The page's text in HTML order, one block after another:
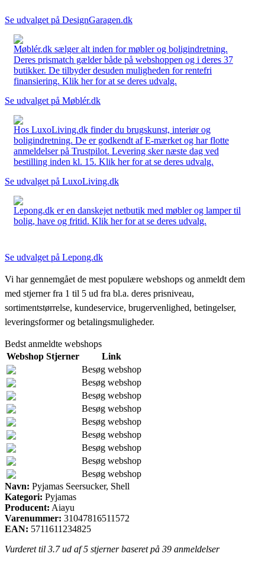
Se udvalget på DesignGaragen.dk
Møblér.dk sælger alt inden for møbler og boligindretning.
Deres prismatch gælder både på webshoppen og i deres 37
butikker. De tilbyder desuden muligheden for rentefri
finansiering. Klik her for at se deres udvalg.
Se udvalget på Møblér.dk
Hos LuxoLiving.dk finder du brugskunst, interiør og
boligindretning. De er godkendt af E-mærket og har flotte
anmeldelser på Trustpilot. Levering sker næste dag ved
bestilling inden kl. 15. Klik her for at se deres udvalg.
Se udvalget på LuxoLiving.dk
Lepong.dk er en danskejet netbutik med møbler og lamper til
bolig, have og fritid. Klik her for at se deres udvalg.
Se udvalget på Lepong.dk
Vi har gennemgået de mest populære webshops og anmeldt dem
med stjerner fra 1 til 5 ud fra bl.a. deres prisniveau,
sortimentstørrelse, kundeservice, brugervenlighed, betingelser,
leveringsformer og betalingsmuligheder.
Bedst anmeldte webshops
Webshop Stjerner
Link
Besøg webshop
Besøg webshop
Besøg webshop
Besøg webshop
Besøg webshop
Besøg webshop
Besøg webshop
Besøg webshop
Besøg webshop
Navn: Pyjamas Seersucker, Shell
Kategori: Pyjamas
Producent: Aiayu
Varenummer: 31047816511572
EAN: 5711611234825
Vurderet til 3.7ud af 5 stjerner baseret på 39 anmeldelser